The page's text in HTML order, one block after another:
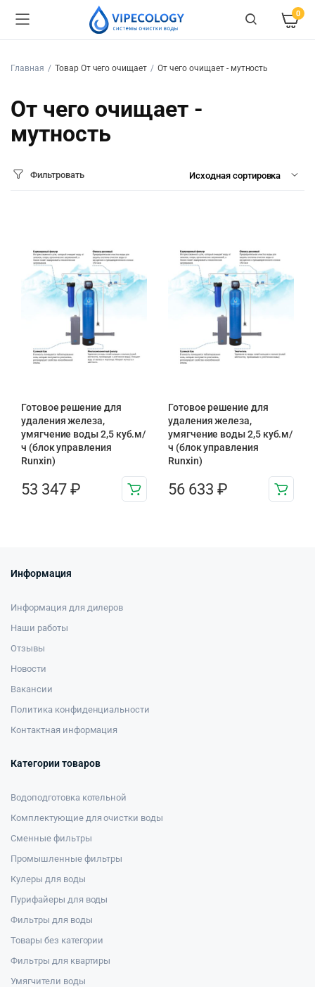
0
Главная Товар От чего очищает От чего очищает - мутность
От чего очищает -
мутность
Фильтровать
Готовое решение для
удаления железа,
умягчение воды 2,5 куб.м/
ч (блок управления
Runxin)
53 347 ₽
Готовое решение для
удаления железа,
умягчение воды 2,5 куб.м/
ч (блок управления
Runxin)
56 633 ₽
Информация
Информация для дилеров
Наши работы
Отзывы
Новости
Вакансии
Политика конфиденциальности
Контактная информация
Категории товаров
Водоподготовка котельной
Комплектующие для очистки воды
Сменные фильтры
Промышленные фильтры
Кулеры для воды
Пурифайеры для воды
Фильтры для воды
Товары без категории
Фильтры для квартиры
Умягчители воды